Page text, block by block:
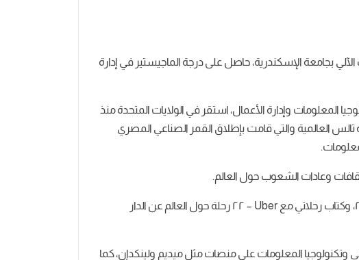
الإسكندرية، حاصل على درجة الماجيستير في إدارة
تكنولوجيا المعلومات وإدارة الأعمال، استقر في الولايات المتحدة منذ
العالمية والتي قامت بإطلاق القمر الصناعي المصري
وعادات الشعوب حول العالم.
له رواية نشرت بعنوان ميديوكر فى معرض الكتاب ٢٠٢٠، وكتاب رحلاتي مع Uber – ٢٢ رحلة حول العالم عن الدار
وتكنولوجيا المعلومات على منصات مثل ميديم ولينكدإن، كما